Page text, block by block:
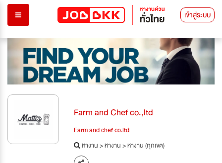
เข้าสู่ระบบ
Farm and Chef co.,ltd
Farm and chef co.ltd
หางาน>หางาน>หางาน (ทุกเขต)